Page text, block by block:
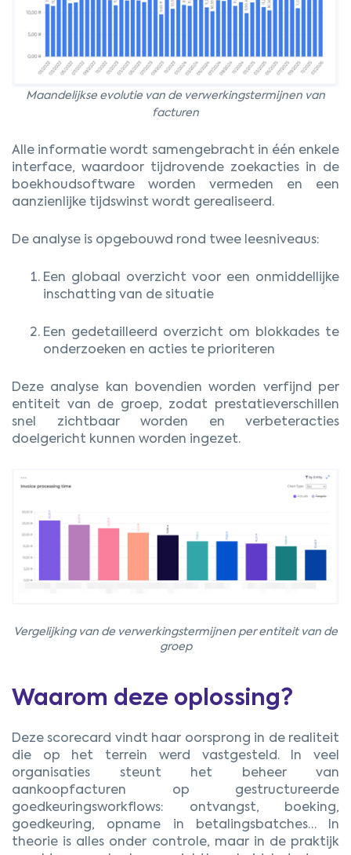
Maandelijkse evolutie van de verwerkingstermijnen van
facturen
Alle informatie wordt samengebracht in één enkele
interface, waardoor tijdrovende zoekacties in de
boekhoudsoftware worden vermeden en een
aanzienlijke tijdswinst wordt gerealiseerd.
De analyse is opgebouwd rond twee leesniveaus:
Een globaal overzicht voor een onmiddellijke
inschatting van de situatie
Een gedetailleerd overzicht om blokkades te
onderzoeken en acties te prioriteren
Deze analyse kan bovendien worden verfijnd per
entiteit van de groep, zodat prestatieverschillen
snel zichtbaar worden en verbeteracties
doelgericht kunnen worden ingezet.
Vergelijking van de verwerkingstermijnen per entiteit van de
groep
Waarom deze oplossing?
Deze scorecard vindt haar oorsprong in de realiteit
die op het terrein werd vastgesteld. In veel
organisaties steunt het beheer van
aankoopfacturen op gestructureerde
goedkeuringsworkflows: ontvangst, boeking,
goedkeuring, opname in betalingsbatches… In
theorie is alles onder controle, maar in de praktijk